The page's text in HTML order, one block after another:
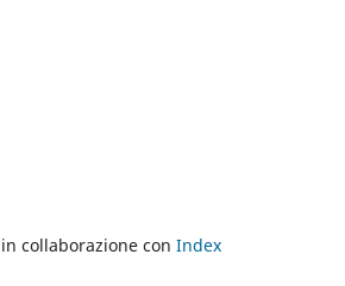
collaborazione con Index